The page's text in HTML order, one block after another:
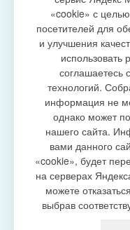
создание сайта
район,
Ханты-
16+
сфере
номер
ЭЛ №
«cookie» с
посетителей для
и улучшения
использовать
соглашаетесь
технологий.
информация не
однако может
нашего сайта.
вами данного
«cookie», будет
на серверах
можете
выбрав